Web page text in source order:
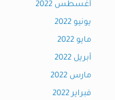
أغسطس 2022
يونيو 2022
مايو 2022
أبريل 2022
مارس 2022
فبراير 2022